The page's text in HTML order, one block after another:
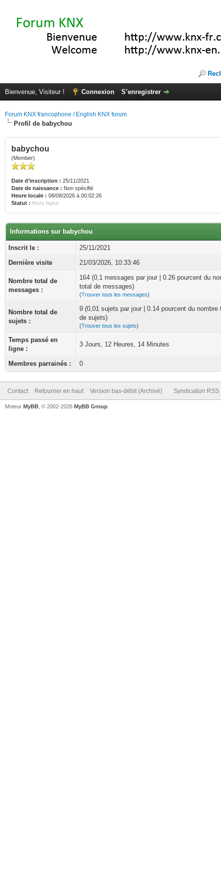
Bienvenue, Visiteur ! Connexion S’enregistrer
Forum KNX francophone / English KNX forum
Profil de babychou
babychou
(Member)
Date d’inscription : 25/11/2021
Date de naissance : Non spécifié
Heure locale : 08/08/2026 à 00:02:26
Statut : Hors ligne
Informations sur babychou
Inscrit le :
25/11/2021
Dernière visite
21/03/2026, 10:33:46
Nombre total de
messages :
164 (0,1 messages par jour | 0.26 pourcent du
total de messages)
(Trouver tous les messages)
Nombre total de
sujets :
9 (0,01 sujets par jour | 0.14 pourcent du nombre
de sujets)
(Trouver tous les sujets)
Temps passé en
ligne :
3 Jours, 12 Heures, 14 Minutes
Membres parrainés : 0
Contact Retourner en haut Version bas-débit (Archivé) Syndication RSS
Moteur MyBB , © 2002-2026 MyBB Group